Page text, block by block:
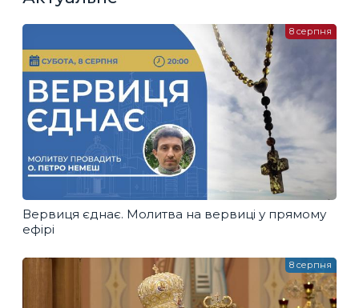
Вервиця єднає. Молитва на вервиці у прямому
ефірі
8 серпня
8 серпня